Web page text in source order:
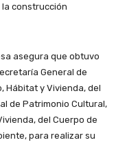
la construcción
asegura que obtuvo
General de
Hábitat y Vivienda, del
de Patrimonio Cultural,
del Cuerpo de
para realizar su